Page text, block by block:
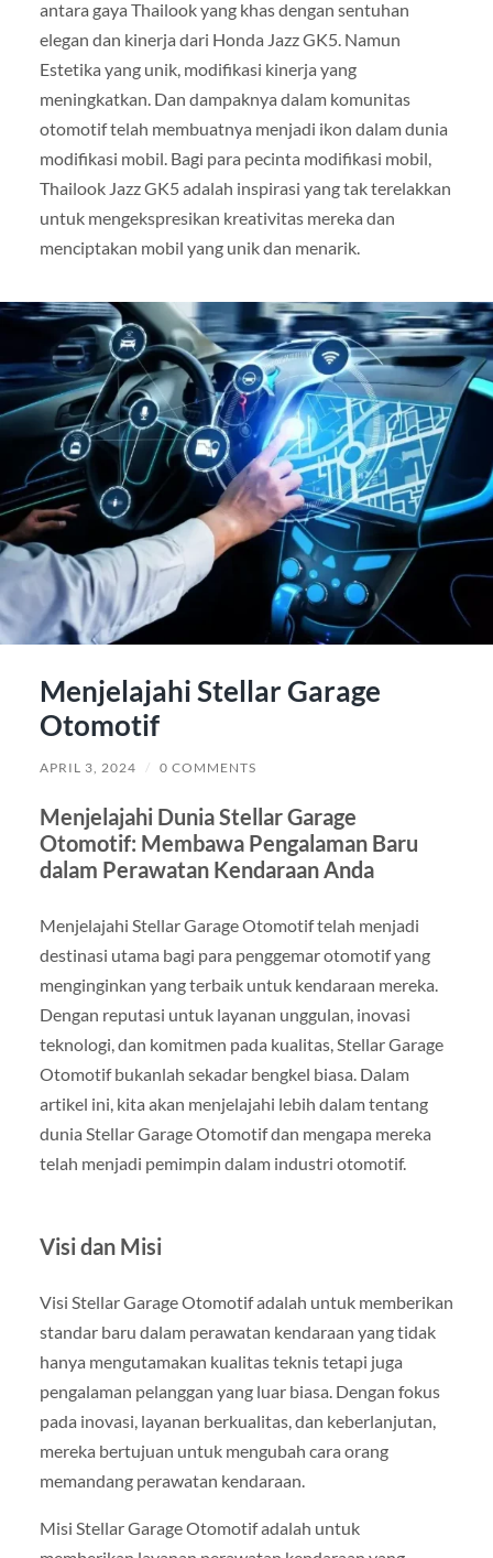
antara gaya Thailook yang khas dengan sentuhan
elegan dan kinerja dari Honda Jazz GK5. Namun
Estetika yang unik, modifikasi kinerja yang
meningkatkan. Dan dampaknya dalam komunitas
otomotif telah membuatnya menjadi ikon dalam dunia
modifikasi mobil. Bagi para pecinta modifikasi mobil,
Thailook Jazz GK5 adalah inspirasi yang tak terelakkan
untuk mengekspresikan kreativitas mereka dan
menciptakan mobil yang unik dan menarik.
Menjelajahi Stellar Garage
Otomotif
APRIL 3, 2024 / 0 COMMENTS
Menjelajahi Dunia Stellar Garage
Otomotif: Membawa Pengalaman Baru
dalam Perawatan Kendaraan Anda
Menjelajahi Stellar Garage Otomotif telah menjadi
destinasi utama bagi para penggemar otomotif yang
menginginkan yang terbaik untuk kendaraan mereka.
Dengan reputasi untuk layanan unggulan, inovasi
teknologi, dan komitmen pada kualitas, Stellar Garage
Otomotif bukanlah sekadar bengkel biasa. Dalam
artikel ini, kita akan menjelajahi lebih dalam tentang
dunia Stellar Garage Otomotif dan mengapa mereka
telah menjadi pemimpin dalam industri otomotif.
Visi dan Misi
Visi Stellar Garage Otomotif adalah untuk memberikan
standar baru dalam perawatan kendaraan yang tidak
hanya mengutamakan kualitas teknis tetapi juga
pengalaman pelanggan yang luar biasa. Dengan fokus
pada inovasi, layanan berkualitas, dan keberlanjutan,
mereka bertujuan untuk mengubah cara orang
memandang perawatan kendaraan.
Misi Stellar Garage Otomotif adalah untuk